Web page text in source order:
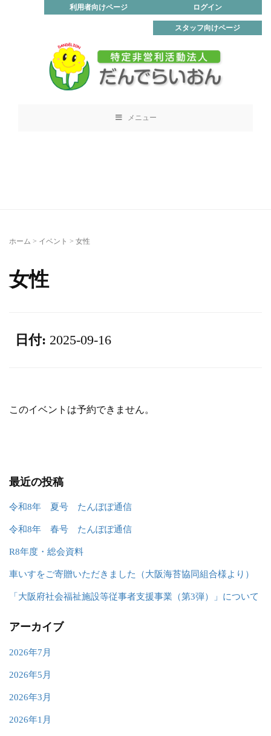
ログイン
利用者向けページ
スタッフ向けページ
メニュー
ホーム > イベント > 女性
女性
日付: 2025-09-16
このイベントは予約できません。
最近の投稿
令和8年 夏号 たんぽぽ通信
令和8年 春号 たんぽぽ通信
R8年度・総会資料
車いすをご寄贈いただきました（大阪海苔協同組合様より）
「大阪府社会福祉施設等従事者支援事業（第3弾）」について
アーカイブ
2026年7月
2026年5月
2026年3月
2026年1月